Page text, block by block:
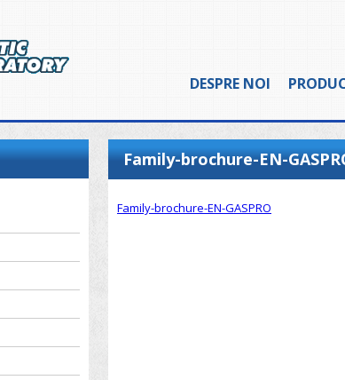
DESPRE NOI
Family-brochure-EN-
Family-brochure-EN-GASPRO